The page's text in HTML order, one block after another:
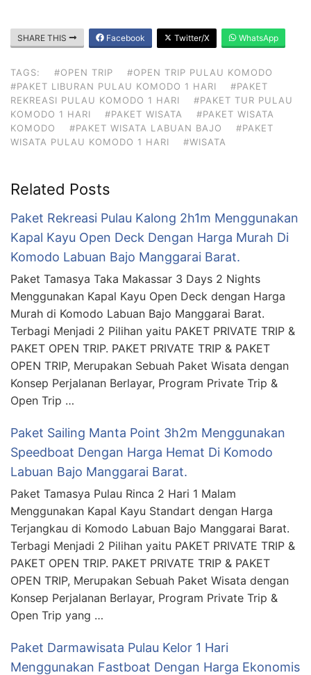
SHARE THIS Facebook Twitter/X WhatsApp
TAGS: #OPEN TRIP
#OPEN TRIP PULAU KOMODO
#PAKET LIBURAN PULAU KOMODO 1 HARI
#PAKET
REKREASI PULAU KOMODO 1 HARI
#PAKET TUR PULAU
KOMODO 1 HARI
#PAKET WISATA
#PAKET WISATA
KOMODO
#PAKET WISATA LABUAN BAJO
#PAKET
WISATA PULAU KOMODO 1 HARI
#WISATA
Related Posts
Paket Rekreasi Pulau Kalong 2h1m Menggunakan
Kapal Kayu Open Deck Dengan Harga Murah Di
Komodo Labuan Bajo Manggarai Barat.
Paket Tamasya Taka Makassar 3 Days 2 Nights
Menggunakan Kapal Kayu Open Deck dengan Harga
Murah di Komodo Labuan Bajo Manggarai Barat.
Terbagi Menjadi 2 Pilihan yaitu PAKET PRIVATE TRIP &
PAKET OPEN TRIP. PAKET PRIVATE TRIP & PAKET
OPEN TRIP, Merupakan Sebuah Paket Wisata dengan
Konsep Perjalanan Berlayar, Program Private Trip &
Open Trip …
Paket Sailing Manta Point 3h2m Menggunakan
Speedboat Dengan Harga Hemat Di Komodo
Labuan Bajo Manggarai Barat.
Paket Tamasya Pulau Rinca 2 Hari 1 Malam
Menggunakan Kapal Kayu Standart dengan Harga
Terjangkau di Komodo Labuan Bajo Manggarai Barat.
Terbagi Menjadi 2 Pilihan yaitu PAKET PRIVATE TRIP &
PAKET OPEN TRIP. PAKET PRIVATE TRIP & PAKET
OPEN TRIP, Merupakan Sebuah Paket Wisata dengan
Konsep Perjalanan Berlayar, Program Private Trip &
Open Trip yang …
Paket Darmawisata Pulau Kelor 1 Hari
Menggunakan Fastboat Dengan Harga Ekonomis